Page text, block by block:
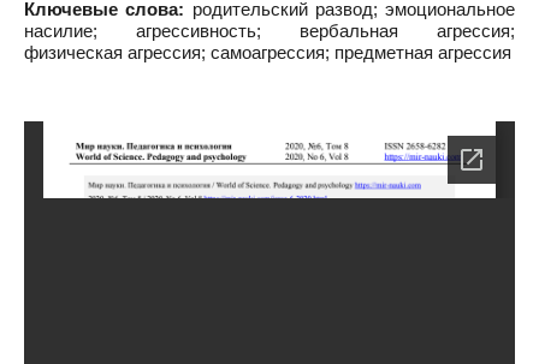
Ключевые слова: родительский развод; эмоциональное
насилие; агрессивность; вербальная агрессия;
физическая агрессия; самоагрессия; предметная агрессия